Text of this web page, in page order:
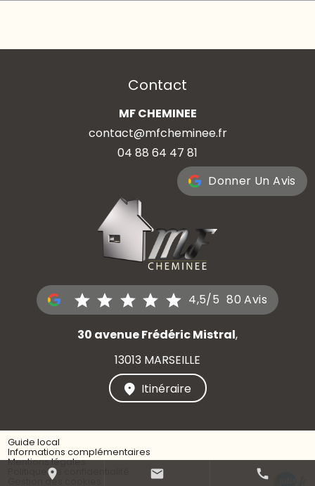
place mail call
Contact
MF CHEMINEE
contact@mfcheminee.fr
04 88 64 47 81
Donner Un Avis
4,5/5 80 Avis
30 avenue Frédéric Mistral,
13013 MARSEILLE
Itinéraire
Guide local
Informations complémentaires
Mentions légales
Politique de confidentialité
Gestion des cookies